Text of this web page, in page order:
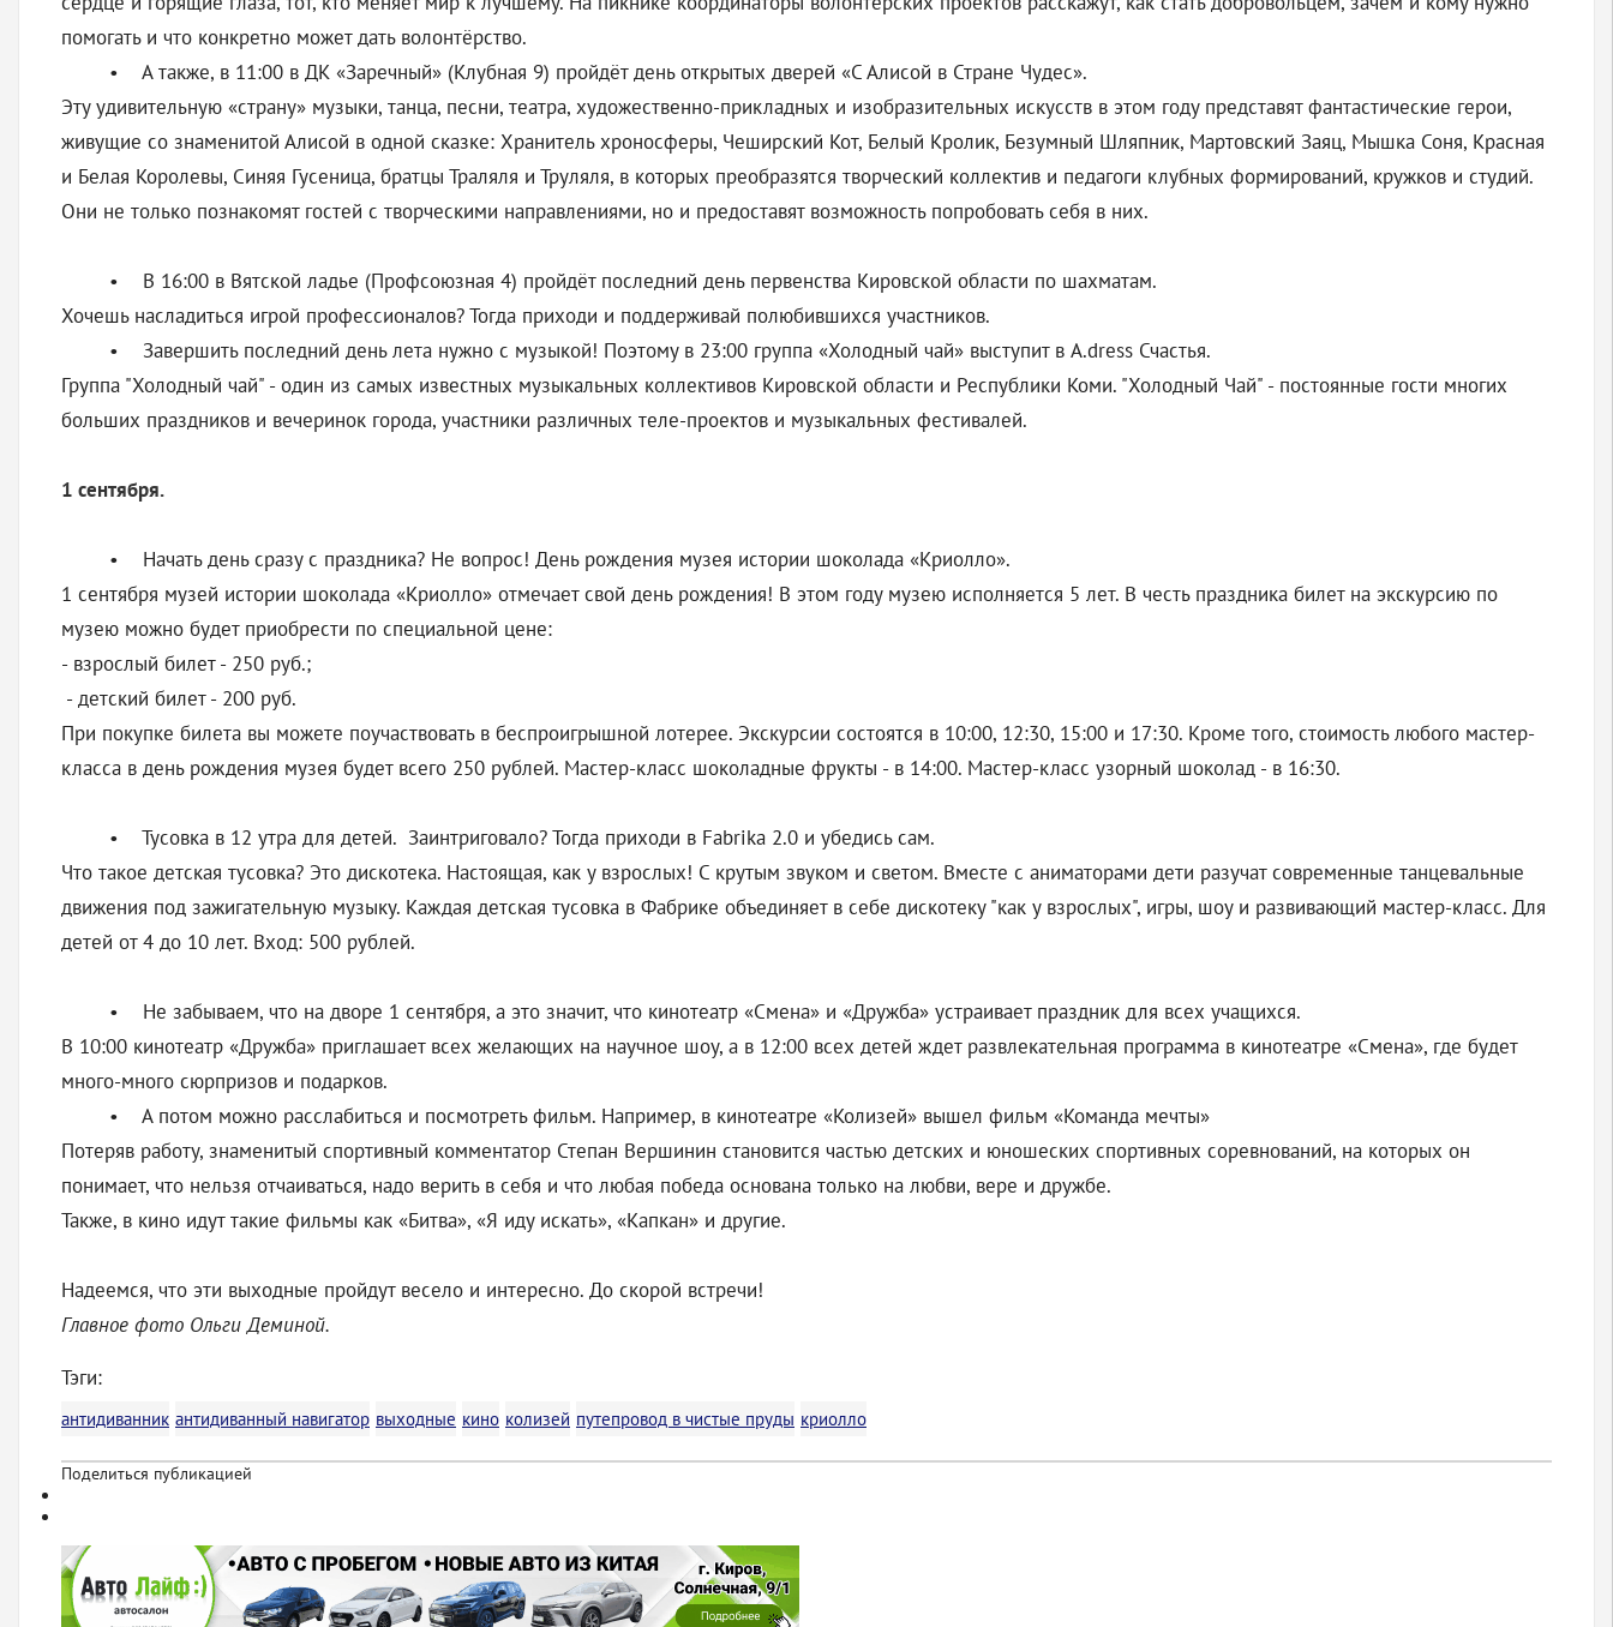
помогать и что конкретно может дать волонтёрство.
• А также, в 11:00 в ДК «Заречный» (Клубная 9) пройдёт день открытых дверей «С Алисой в Стране Чудес».
Эту удивительную «страну» музыки, танца, песни, театра, художественно-прикладных и изобразительных искусств в этом году представят фантастические герои,
живущие со знаменитой Алисой в одной сказке: Хранитель хроносферы, Чеширский Кот, Белый Кролик, Безумный Шляпник, Мартовский Заяц, Мышка Соня, Красная
и Белая Королевы, Синяя Гусеница, братцы Траляля и Труляля, в которых преобразятся творческий коллектив и педагоги клубных формирований, кружков и студий.
Они не только познакомят гостей с творческими направлениями, но и предоставят возможность попробовать себя в них.
• В 16:00 в Вятской ладье (Профсоюзная 4) пройдёт последний день первенства Кировской области по шахматам.
Хочешь насладиться игрой профессионалов? Тогда приходи и поддерживай полюбившихся участников.
• Завершить последний день лета нужно с музыкой! Поэтому в 23:00 группа «Холодный чай» выступит в A.dress Счастья.
Группа "Холодный чай" - один из самых известных музыкальных коллективов Кировской области и Республики Коми. "Холодный Чай" - постоянные гости многих
больших праздников и вечеринок города, участники различных теле-проектов и музыкальных фестивалей.
1 сентября.
• Начать день сразу с праздника? Не вопрос! День рождения музея истории шоколада «Криолло».
1 сентября музей истории шоколада «Криолло» отмечает свой день рождения! В этом году музею исполняется 5 лет. В честь праздника билет на экскурсию по
музею можно будет приобрести по специальной цене:
- взрослый билет - 250 руб.;
- детский билет - 200 руб.
При покупке билета вы можете поучаствовать в беспроигрышной лотерее. Экскурсии состоятся в 10:00, 12:30, 15:00 и 17:30. Кроме того, стоимость любого мастер-
класса в день рождения музея будет всего 250 рублей. Мастер-класс шоколадные фрукты - в 14:00. Мастер-класс узорный шоколад - в 16:30.
• Тусовка в 12 утра для детей. Заинтриговало? Тогда приходи в Fabrika 2.0 и убедись сам.
Что такое детская тусовка? Это дискотека. Настоящая, как у взрослых! С крутым звуком и светом. Вместе с аниматорами дети разучат современные танцевальные
движения под зажигательную музыку. Каждая детская тусовка в Фабрике объединяет в себе дискотеку "как у взрослых", игры, шоу и развивающий мастер-класс. Для
детей от 4 до 10 лет. Вход: 500 рублей.
• Не забываем, что на дворе 1 сентября, а это значит, что кинотеатр «Смена» и «Дружба» устраивает праздник для всех учащихся.
В 10:00 кинотеатр «Дружба» приглашает всех желающих на научное шоу, а в 12:00 всех детей ждет развлекательная программа в кинотеатре «Смена», где будет
много-много сюрпризов и подарков.
• А потом можно расслабиться и посмотреть фильм. Например, в кинотеатре «Колизей» вышел фильм «Команда мечты»
Потеряв работу, знаменитый спортивный комментатор Степан Вершинин становится частью детских и юношеских спортивных соревнований, на которых он
понимает, что нельзя отчаиваться, надо верить в себя и что любая победа основана только на любви, вере и дружбе.
Также, в кино идут такие фильмы как «Битва», «Я иду искать», «Капкан» и другие.
Надеемся, что эти выходные пройдут весело и интересно. До скорой встречи!
Главное фото Ольги Деминой.
Тэги:
антидиванник антидиванный навигатор выходные кино колизей путепровод в чистые пруды криолло
Поделиться публикацией